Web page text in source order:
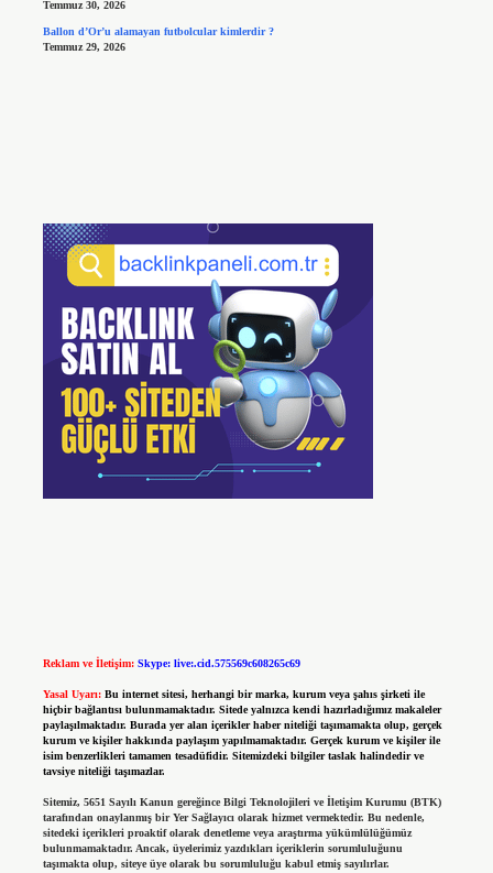
Temmuz 30, 2026
Ballon d’Or’u alamayan futbolcular kimlerdir ?
Temmuz 29, 2026
Reklam ve İletişim: Skype: live:.cid.575569c608265c69
Yasal Uyarı: Bu internet sitesi, herhangi bir marka, kurum veya şahıs şirketi ile
hiçbir bağlantısı bulunmamaktadır. Sitede yalnızca kendi hazırladığımız makaleler
paylaşılmaktadır. Burada yer alan içerikler haber niteliği taşımamakta olup, gerçek
kurum ve kişiler hakkında paylaşım yapılmamaktadır. Gerçek kurum ve kişiler ile
isim benzerlikleri tamamen tesadüfidir. Sitemizdeki bilgiler taslak halindedir ve
tavsiye niteliği taşımazlar.
Sitemiz, 5651 Sayılı Kanun gereğince Bilgi Teknolojileri ve İletişim Kurumu (BTK)
tarafından onaylanmış bir Yer Sağlayıcı olarak hizmet vermektedir. Bu nedenle,
sitedeki içerikleri proaktif olarak denetleme veya araştırma yükümlülüğümüz
bulunmamaktadır. Ancak, üyelerimiz yazdıkları içeriklerin sorumluluğunu
taşımakta olup, siteye üye olarak bu sorumluluğu kabul etmiş sayılırlar.